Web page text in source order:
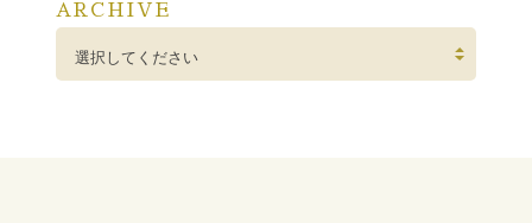
ARCHIVE
選択してください